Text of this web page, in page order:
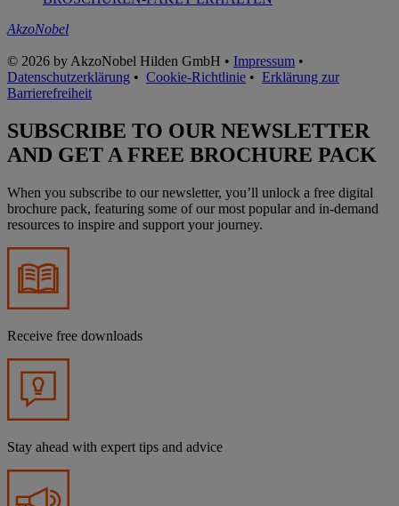
AkzoNobel
© 2026 by AkzoNobel Hilden GmbH • Impressum •
Datenschutzerklärung • Cookie-Richtlinie • Erklärung zur
Barrierefreiheit
SUBSCRIBE TO OUR NEWSLETTER
AND GET A FREE BROCHURE PACK
When you subscribe to our newsletter, you’ll unlock a free digital
brochure pack, featuring some of our most popular and in-demand
resources to inspire and support your journey.
Receive free downloads
Stay ahead with expert tips and advice